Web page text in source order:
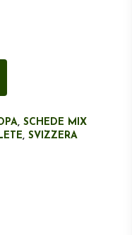
, SCHEDE MIX
, SVIZZERA